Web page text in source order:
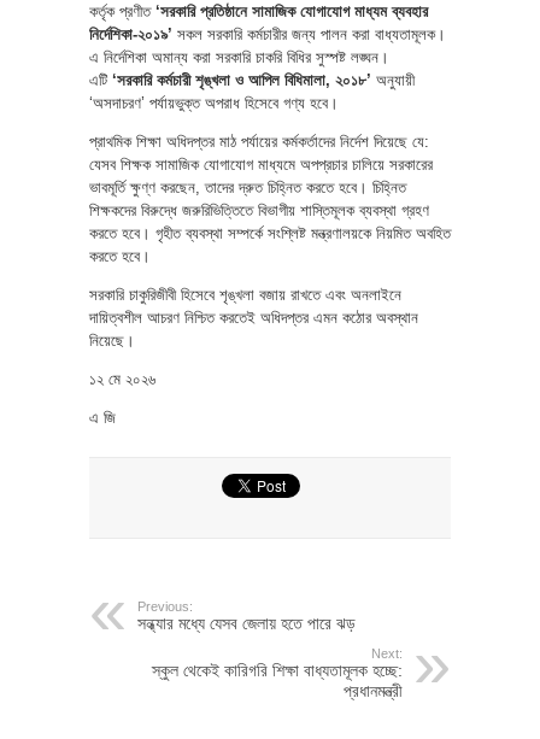
কর্তৃক প্রণীত ‘সরকারি প্রতিষ্ঠানে সামাজিক যোগাযোগ মাধ্যম ব্যবহার
নির্দেশিকা-২০১৯’ সকল সরকারি কর্মচারীর জন্য পালন করা বাধ্যতামূলক।
এ নির্দেশিকা অমান্য করা সরকারি চাকরি বিধির সুস্পষ্ট লঙ্ঘন।
এটি ‘সরকারি কর্মচারী শৃঙ্খলা ও আপিল বিধিমালা, ২০১৮’ অনুযায়ী
‘অসদাচরণ’ পর্যায়ভুক্ত অপরাধ হিসেবে গণ্য হবে।
প্রাথমিক শিক্ষা অধিদপ্তর মাঠ পর্যায়ের কর্মকর্তাদের নির্দেশ দিয়েছে যে:
যেসব শিক্ষক সামাজিক যোগাযোগ মাধ্যমে অপপ্রচার চালিয়ে সরকারের
ভাবমূর্তি ক্ষুণ্ণ করছেন, তাদের দ্রুত চিহ্নিত করতে হবে। চিহ্নিত
শিক্ষকদের বিরুদ্ধে জরুরিভিত্তিতে বিভাগীয় শাস্তিমূলক ব্যবস্থা গ্রহণ
করতে হবে। গৃহীত ব্যবস্থা সম্পর্কে সংশ্লিষ্ট মন্ত্রণালয়কে নিয়মিত অবহিত
করতে হবে।
সরকারি চাকুরিজীবী হিসেবে শৃঙ্খলা বজায় রাখতে এবং অনলাইনে
দায়িত্বশীল আচরণ নিশ্চিত করতেই অধিদপ্তর এমন কঠোর অবস্থান
নিয়েছে।
১২ মে ২০২৬
এ জি
Previous:
সন্ধ্যার মধ্যে যেসব জেলায় হতে পারে ঝড়
Next:
স্কুল থেকেই কারিগরি শিক্ষা বাধ্যতামূলক হচ্ছে:
প্রধানমন্ত্রী